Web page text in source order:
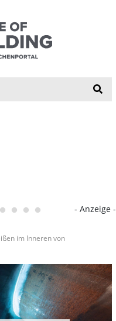
- Anzeige -
im Inneren von